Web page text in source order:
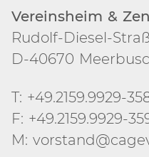
Vereinsheim &
Rudolf-Diesel-
D-40670
T: +49.2159.9929-
F: +49.2159.9929-
M: